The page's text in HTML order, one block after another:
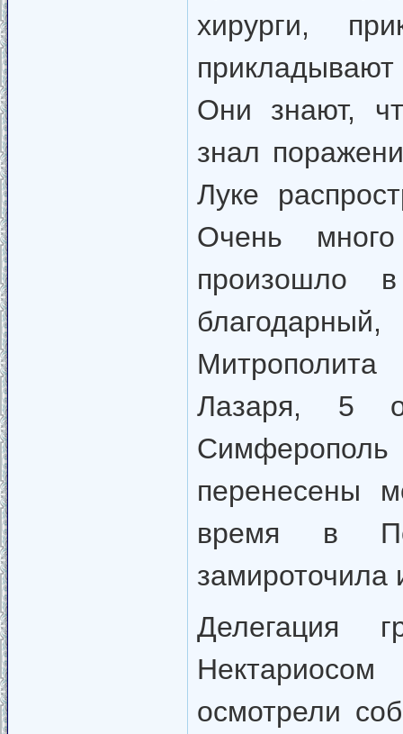
хирурги,
прикладывают
Они знают,
знал
Луке
Очень
произошло
Лазаря, 5
Симферополь
перенесены
время в
замироточила
Делегация
осмотрели